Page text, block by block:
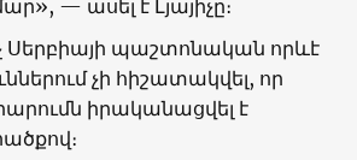
— ասել է Լյայիչը։
Սերբիայի պաշտոնական որևէ
չի հիշատակվել, որ
իրականացվել է